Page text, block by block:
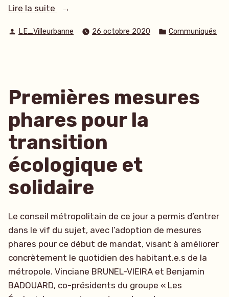
Lire la suite
« La
de
reloger
tous
les
occupants
de
l’ex-
Collège
Maurice
Publié
LE_Villeurbanne 26 octobre 2020
Publié
Communiqués
Premières mesures
phares pour la
transition
écologique et
solidaire
Le conseil métropolitain de ce jour a permis d’entrer
dans le vif du sujet, avec l’adoption de mesures
phares pour ce début de mandat, visant à améliorer
concrètement le quotidien des habitant.e.s de la
métropole. Vinciane BRUNEL-VIEIRA et Benjamin
BADOUARD, co-présidents du groupe « Les